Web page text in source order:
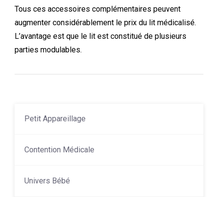
Tous ces accessoires complémentaires peuvent
augmenter considérablement le prix du lit médicalisé.
L’avantage est que le lit est constitué de plusieurs
parties modulables.
Petit Appareillage
Contention Médicale
Univers Bébé